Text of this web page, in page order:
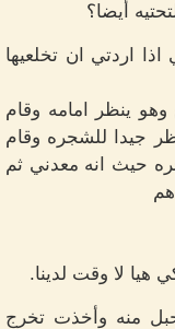
أيضا؟
اردتي ان تخلعيها
ينظر امامه وقام
جيدا للشجره وقام
حيث انه معدني ثم
هيا لا وقت لدينا.
منه وأخذت تخرج